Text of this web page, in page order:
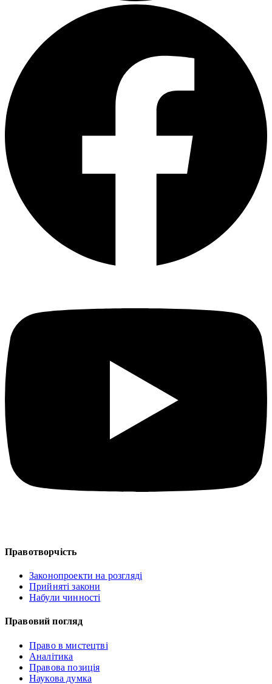
Правотворчість
Законопроекти на розгляді
Прийняті закони
Набули чинності
Правовий погляд
Право в мистецтві
Аналітика
Правова позиція
Наукова думка